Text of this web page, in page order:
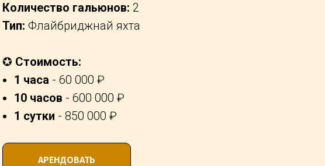
Количество гальюнов: 2
Тип: Флайбриджнай яхта
✪ Стоимость:
1 часа - 60 000 ₽
10 часов - 600 000 ₽
1 сутки - 850 000 ₽
АРЕНДОВАТЬ